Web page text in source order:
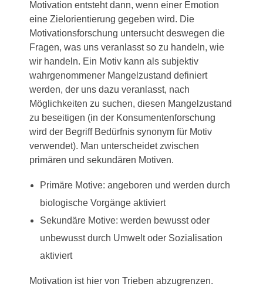
Motivation entsteht dann, wenn einer Emotion
eine Zielorientierung gegeben wird. Die
Motivationsforschung untersucht deswegen die
Fragen, was uns veranlasst so zu handeln, wie
wir handeln. Ein Motiv kann als subjektiv
wahrgenommener Mangelzustand definiert
werden, der uns dazu veranlasst, nach
Möglichkeiten zu suchen, diesen Mangelzustand
zu beseitigen (in der Konsumentenforschung
wird der Begriff Bedürfnis synonym für Motiv
verwendet). Man unterscheidet zwischen
primären und sekundären Motiven.
Primäre Motive: angeboren und werden durch
biologische Vorgänge aktiviert
Sekundäre Motive: werden bewusst oder
unbewusst durch Umwelt oder Sozialisation
aktiviert
Motivation ist hier von Trieben abzugrenzen.